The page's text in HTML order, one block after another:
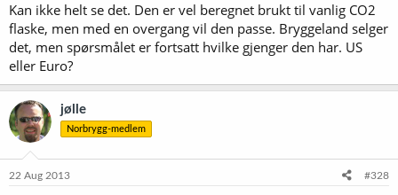
Kan ikke helt se det. Den er vel beregnet brukt til vanlig CO2
flaske, men med en overgang vil den passe. Bryggeland selger
det, men spørsmålet er fortsatt hvilke gjenger den har. US
eller Euro?
jølle
Norbrygg-medlem
22 Aug 2013 #328